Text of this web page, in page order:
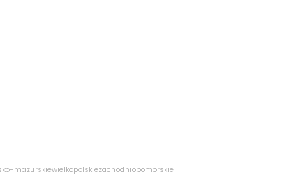
mazurskiewielkopolskiezachodniopomorskie